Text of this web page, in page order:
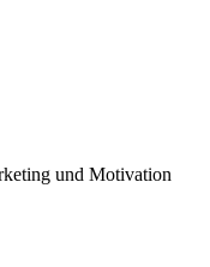
und Motivation